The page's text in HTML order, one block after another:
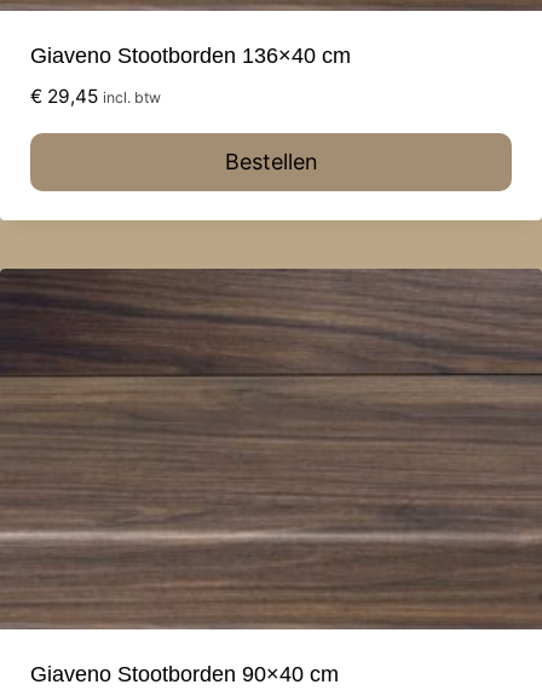
Giaveno Stootborden 136×40 cm
€ 29,45 incl. btw
Bestellen
Giaveno Stootborden 90×40 cm